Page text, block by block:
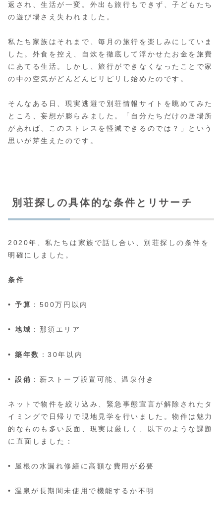
返され、生活が一変。外出も旅行もできず、子どもたち
の遊び場さえ失われました。
私たち家族はそれまで、毎月の旅行を楽しみにしていま
した。外食を控え、自炊を徹底して浮かせたお金を旅費
にあてる生活。しかし、旅行ができなくなったことで家
の中の空気がどんどんピリピリし始めたのです。
そんなある日、現実逃避で別荘情報サイトを眺めてみた
ところ、妄想が膨らみました。「自分たちだけの居場所
があれば、このストレスを軽減できるのでは？」という
思いが芽生えたのです。
別荘探しの具体的な条件とリサーチ
2020年、私たちは家族で話し合い、別荘探しの条件を
明確にしました。
条件
•予算 ：500万円以内
•地域 ：那須エリア
•築年数 ：30年以内
•設備 ：薪ストーブ設置可能、温泉付き
ネットで物件を絞り込み、緊急事態宣言が解除されたタ
イミングで日帰りで現地見学を行いました。物件は魅力
的なものも多い反面、現実は厳しく、以下のような課題
に直面しました：
• 屋根の水漏れ修繕に高額な費用が必要
• 温泉が長期間未使用で機能するか不明